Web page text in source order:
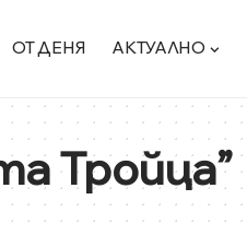
ОТ ДЕНЯ АКТУАЛНО
Тройца”